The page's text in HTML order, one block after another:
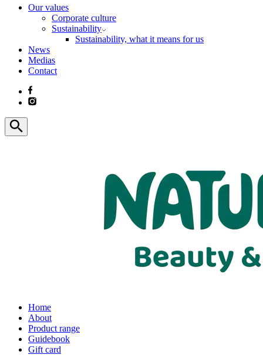
Our values
Corporate culture
Sustainability
Sustainability, what it means for us
News
Medias
Contact
Home
About
Product range
Guidebook
Gift card